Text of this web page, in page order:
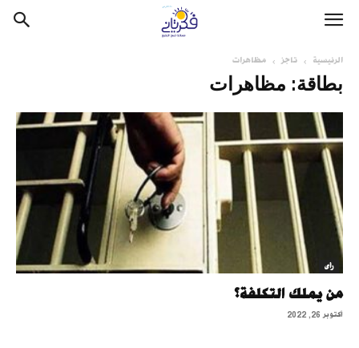
الرئيسية تاجز مظاهرات
بطاقة: مظاهرات
رأى
من يملك التكلفة؟
أكتوبر 26, 2022